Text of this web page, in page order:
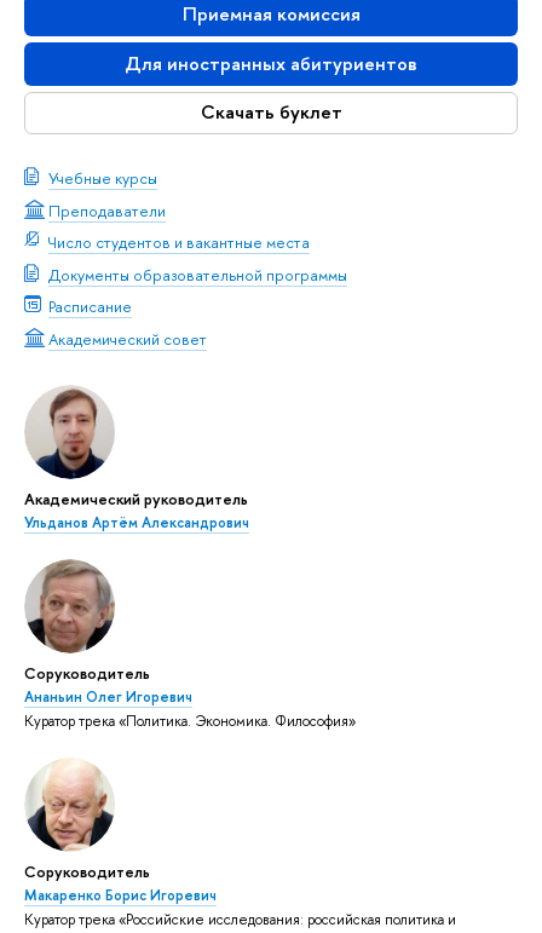
Приемная комиссия
Для иностранных абитуриентов
Скачать буклет
Учебные курсы
Преподаватели
Число студентов и вакантные места
Документы образовательной программы
Расписание
Академический совет
Академический руководитель
Ульданов Артём Александрович
Соруководитель
Ананьин Олег Игоревич
Куратор трека «Политика. Экономика. Философия»
Соруководитель
Макаренко Борис Игоревич
Куратор трека «Российские исследования: российская политика и